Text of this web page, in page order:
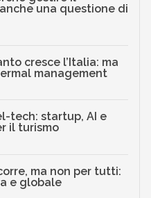
una questione di
cresce l’Italia: ma
management
tech: startup, AI e
il turismo
ma non per tutti:
e globale